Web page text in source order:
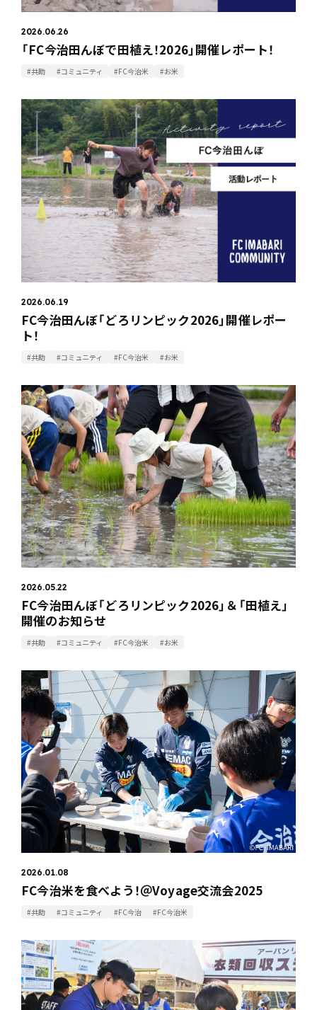
2026.06.26
「FC今治田んぼで田植え！2026」開催レポート！
#共助 #コミュニティ #FC今治米 #お米
2026.06.19
FC今治田んぼ「どろリンピック2026」開催レポー
ト！
#共助 #コミュニティ #FC今治米 #お米
2026.05.22
FC今治田んぼ「どろリンピック2026」＆「田植え」
開催のお知らせ
#共助 #コミュニティ #FC今治米 #お米
2026.01.08
FC今治米を食べよう！＠Voyage交流会2025
#共助 #コミュニティ #FC今治 #FC今治米